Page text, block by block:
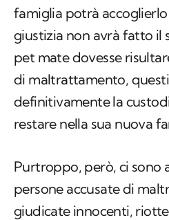
famiglia potrà
giustizia non avrà fatto il
pet mate dovesse
di maltrattamento,
definitivamente la
restare nella sua nuova
Purtroppo, però, ci sono
persone accusate di
giudicate innocenti,